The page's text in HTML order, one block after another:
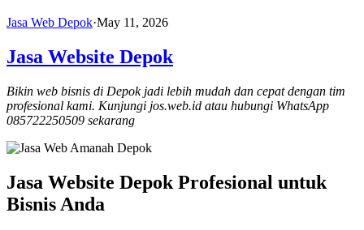
Jasa Web Depok·May 11, 2026
Jasa Website Depok
Bikin web bisnis di Depok jadi lebih mudah dan cepat dengan tim
profesional kami. Kunjungi jos.web.id atau hubungi WhatsApp
085722250509 sekarang
Jasa Website Depok Profesional untuk
Bisnis Anda